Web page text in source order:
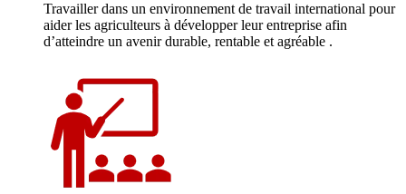
Travailler dans un environnement de travail international pour
aider les agriculteurs à développer leur entreprise afin
d’atteindre un avenir durable, rentable et agréable .